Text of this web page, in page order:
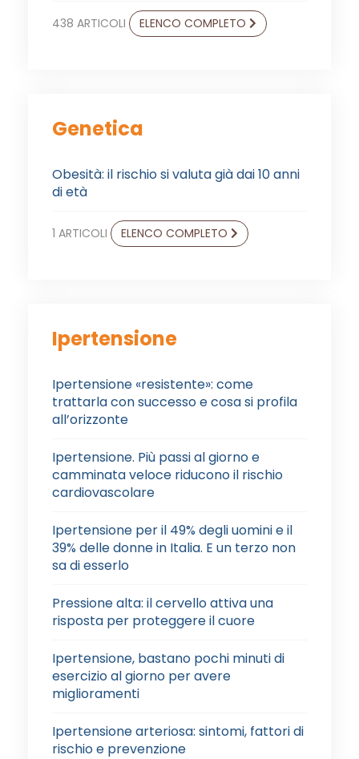
438 ARTICOLI ELENCO COMPLETO
Genetica
Obesità: il rischio si valuta già dai 10 anni
di età
1 ARTICOLI ELENCO COMPLETO
Ipertensione
Ipertensione «resistente»: come
trattarla con successo e cosa si profila
all’orizzonte
Ipertensione. Più passi al giorno e
camminata veloce riducono il rischio
cardiovascolare
Ipertensione per il 49% degli uomini e il
39% delle donne in Italia. E un terzo non
sa di esserlo
Pressione alta: il cervello attiva una
risposta per proteggere il cuore
Ipertensione, bastano pochi minuti di
esercizio al giorno per avere
miglioramenti
Ipertensione arteriosa: sintomi, fattori di
rischio e prevenzione